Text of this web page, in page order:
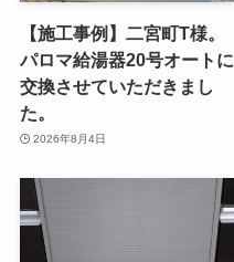
【施工事例】二宮町T様。
パロマ給湯器20号オートに
交換させていただきまし
た。
2026年8月4日